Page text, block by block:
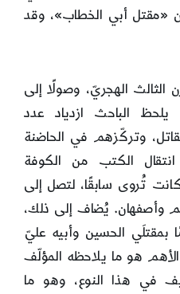
«مقتل أبي الخطاب»، وقد
الثالث الهجريّ، وصولًا إلى
يلحظ الباحث ازدياد عدد
وتركّزهم في الحاضنة
الكتب من الكوفة
تُروى سابقًا، لتصل إلى
وأصفهان. يُضاف إلى ذلك،
بمقتلَي الحسين وأبيه عليّ
هو ما يلاحظه المؤلّف
في هذا النوع، وهو ما